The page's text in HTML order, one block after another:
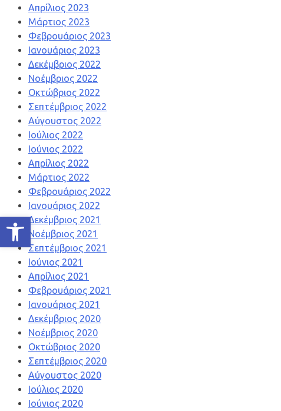
Ανοίξτε τη γραμμή εργαλείων
Απρίλιος 2023
Μάρτιος 2023
Φεβρουάριος 2023
Ιανουάριος 2023
Δεκέμβριος 2022
Νοέμβριος 2022
Οκτώβριος 2022
Σεπτέμβριος 2022
Αύγουστος 2022
Ιούλιος 2022
Ιούνιος 2022
Απρίλιος 2022
Μάρτιος 2022
Φεβρουάριος 2022
Ιανουάριος 2022
Δεκέμβριος 2021
Νοέμβριος 2021
Σεπτέμβριος 2021
Ιούνιος 2021
Απρίλιος 2021
Φεβρουάριος 2021
Ιανουάριος 2021
Δεκέμβριος 2020
Νοέμβριος 2020
Οκτώβριος 2020
Σεπτέμβριος 2020
Αύγουστος 2020
Ιούλιος 2020
Ιούνιος 2020